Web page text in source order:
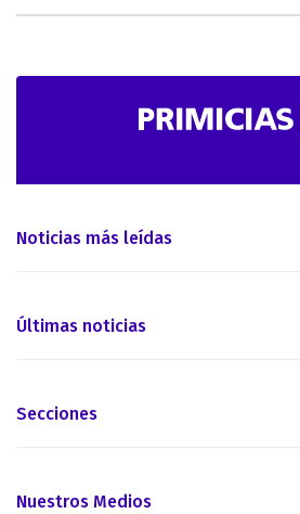
Noticias más leídas
Últimas noticias
Secciones
Nuestros Medios